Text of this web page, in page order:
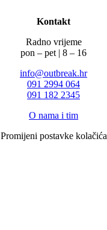
Kontakt
Radno vrijeme
pon – pet | 8 – 16
info@outbreak.hr
‪091 2994 064
091 182 2345
O nama i tim
Promijeni postavke kolačića